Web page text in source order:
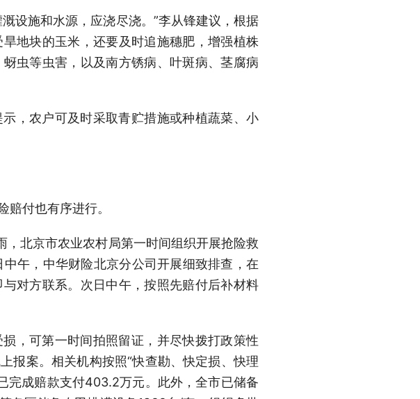
设施和水源，应浇尽浇。”李从锋建议，根据
地块的玉米，还要及时追施穗肥，增强植株
虫等虫害，以及南方锈病、叶斑病、茎腐病
，农户可及时采取青贮措施或种植蔬菜、小
付也有序进行。
北京市农业农村局第一时间组织开展抢险救
午，中华财险北京分公司开展细致排查，在
对方联系。次日中午，按照先赔付后补材料
，可第一时间拍照留证，并尽快拨打政策性
报案。相关机构按照“快查勘、快定损、快理
完成赔款支付403.2万元。此外，全市已储备